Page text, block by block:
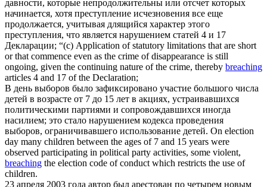
давности, которые непродолжительны или отсчет которых
начинается, хотя преступление исчезновения все еще
продолжается, учитывая длящийся характер этого
преступления, что является нарушением статей 4 и 17
Декларации; “(c) Application of statutory limitations that are short
or that commence even as the crime of disappearance is still
ongoing, given the continuing nature of the crime, thereby breaching
articles 4 and 17 of the Declaration;
В день выборов было зафиксировано участие большого числа
детей в возрасте от 7 до 15 лет в акциях, устраивавшихся
политическими партиями и сопровождавшихся иногда
насилием; это стало нарушением кодекса проведения
выборов, ограничивавшего использование детей. On election
day many children between the ages of 7 and 15 years were
observed participating in political party activities, some violent,
breaching the election code of conduct which restricts the use of
children.
23 апреля 2003 года автор был арестован по четырем новым